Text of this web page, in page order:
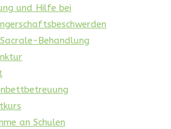
und Hilfe bei
Behandlung
an Schulen